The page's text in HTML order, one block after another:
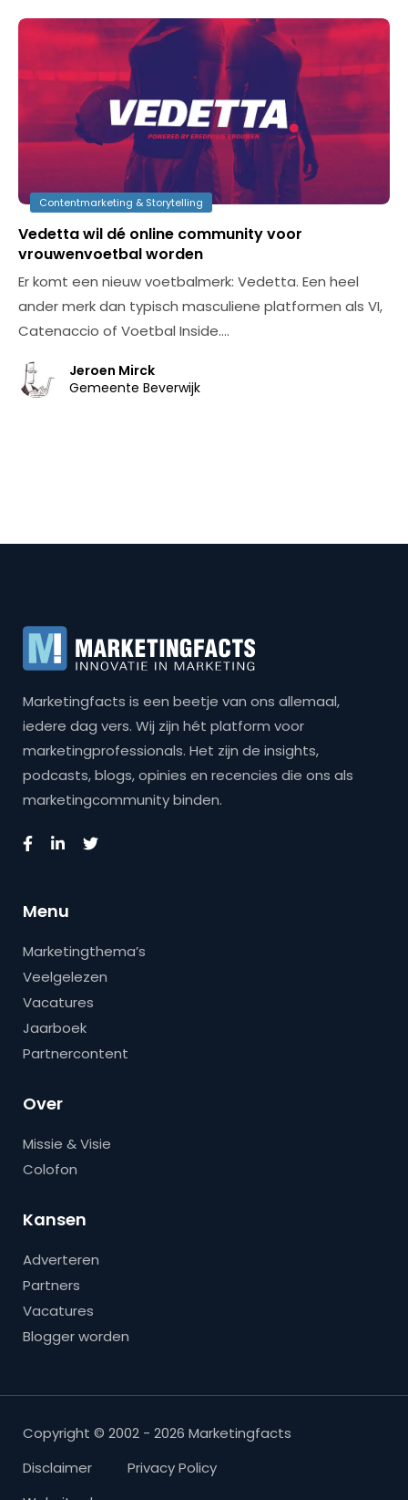
Contentmarketing & Storytelling
Vedetta wil dé online community voor
vrouwenvoetbal worden
Er komt een nieuw voetbalmerk: Vedetta. Een heel
ander merk dan typisch masculiene platformen als VI,
Catenaccio of Voetbal Inside.…
Jeroen Mirck
Gemeente Beverwijk
Marketingfacts is een beetje van ons allemaal,
iedere dag vers. Wij zijn hét platform voor
marketingprofessionals. Het zijn de insights,
podcasts, blogs, opinies en recencies die ons als
marketingcommunity binden.
Menu
Marketingthema’s
Veelgelezen
Vacatures
Jaarboek
Partnercontent
Over
Missie & Visie
Colofon
Kansen
Adverteren
Partners
Vacatures
Blogger worden
Copyright © 2002 - 2026 Marketingfacts
Disclaimer
Privacy Policy